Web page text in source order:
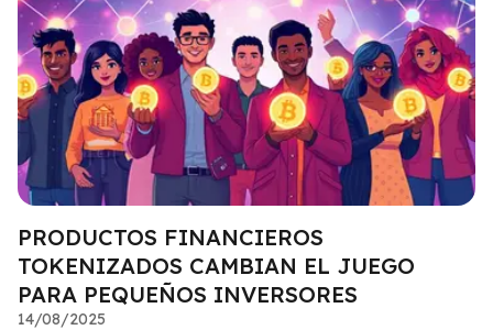
PRODUCTOS FINANCIEROS
TOKENIZADOS CAMBIAN EL JUEGO
PARA PEQUEÑOS INVERSORES
14/08/2025